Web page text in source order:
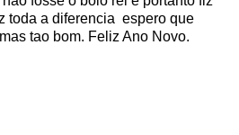
toda a diferencia espero que
tao bom. Feliz Ano Novo.